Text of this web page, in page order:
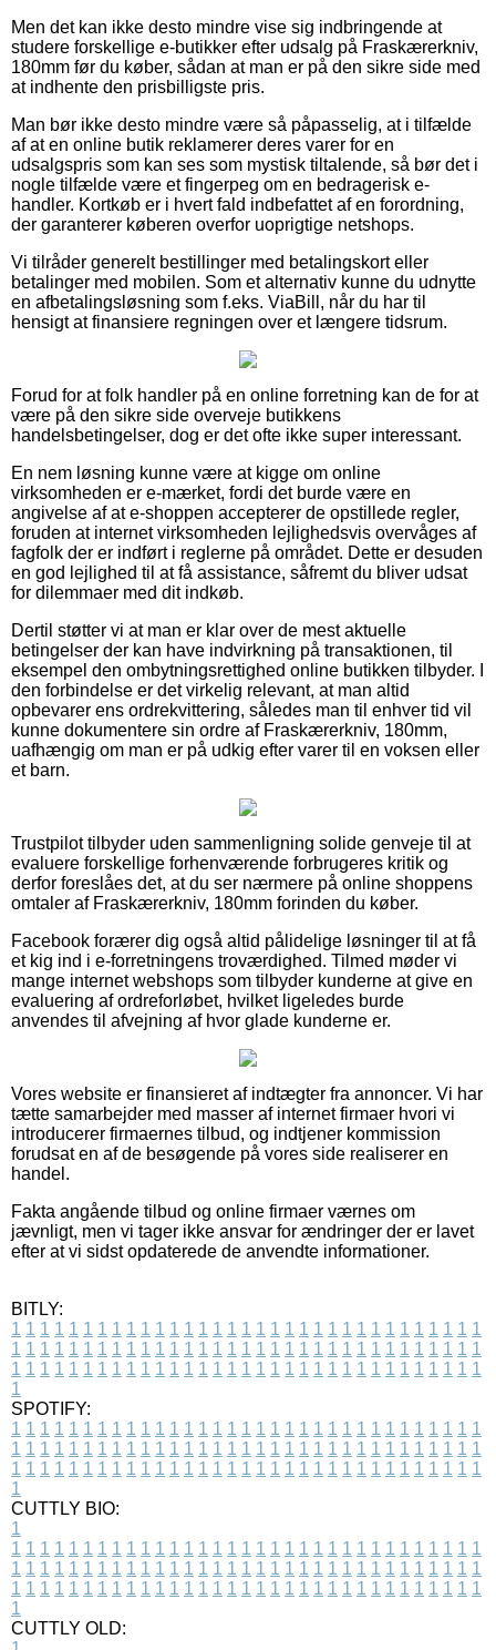
Men det kan ikke desto mindre vise sig indbringende at
studere forskellige e-butikker efter udsalg på Fraskærerkniv,
180mm før du køber, sådan at man er på den sikre side med
at indhente den prisbilligste pris.
Man bør ikke desto mindre være så påpasselig, at i tilfælde
af at en online butik reklamerer deres varer for en
udsalgspris som kan ses som mystisk tiltalende, så bør det i
nogle tilfælde være et fingerpeg om en bedragerisk e-
handler. Kortkøb er i hvert fald indbefattet af en forordning,
der garanterer køberen overfor uoprigtige netshops.
Vi tilråder generelt bestillinger med betalingskort eller
betalinger med mobilen. Som et alternativ kunne du udnytte
en afbetalingsløsning som f.eks. ViaBill, når du har til
hensigt at finansiere regningen over et længere tidsrum.
Forud for at folk handler på en online forretning kan de for at
være på den sikre side overveje butikkens
handelsbetingelser, dog er det ofte ikke super interessant.
En nem løsning kunne være at kigge om online
virksomheden er e-mærket, fordi det burde være en
angivelse af at e-shoppen accepterer de opstillede regler,
foruden at internet virksomheden lejlighedsvis overvåges af
fagfolk der er indført i reglerne på området. Dette er desuden
en god lejlighed til at få assistance, såfremt du bliver udsat
for dilemmaer med dit indkøb.
Dertil støtter vi at man er klar over de mest aktuelle
betingelser der kan have indvirkning på transaktionen, til
eksempel den ombytningsrettighed online butikken tilbyder. I
den forbindelse er det virkelig relevant, at man altid
opbevarer ens ordrekvittering, således man til enhver tid vil
kunne dokumentere sin ordre af Fraskærerkniv, 180mm,
uafhængig om man er på udkig efter varer til en voksen eller
et barn.
Trustpilot tilbyder uden sammenligning solide genveje til at
evaluere forskellige forhenværende forbrugeres kritik og
derfor foreslåes det, at du ser nærmere på online shoppens
omtaler af Fraskærerkniv, 180mm forinden du køber.
Facebook forærer dig også altid pålidelige løsninger til at få
et kig ind i e-forretningens troværdighed. Tilmed møder vi
mange internet webshops som tilbyder kunderne at give en
evaluering af ordreforløbet, hvilket ligeledes burde
anvendes til afvejning af hvor glade kunderne er.
Vores website er finansieret af indtægter fra annoncer. Vi har
tætte samarbejder med masser af internet firmaer hvori vi
introducerer firmaernes tilbud, og indtjener kommission
forudsat en af de besøgende på vores side realiserer en
handel.
Fakta angående tilbud og online firmaer værnes om
jævnligt, men vi tager ikke ansvar for ændringer der er lavet
efter at vi sidst opdaterede de anvendte informationer.
BITLY:
1 1 1 1 1 1 1 1 1 1 1 1 1 1 1 1 1 1 1 1 1 1 1 1 1 1 1 1 1 1 1 1 1
1 1 1 1 1 1 1 1 1 1 1 1 1 1 1 1 1 1 1 1 1 1 1 1 1 1 1 1 1 1 1 1 1
1 1 1 1 1 1 1 1 1 1 1 1 1 1 1 1 1 1 1 1 1 1 1 1 1 1 1 1 1 1 1 1 1
1
SPOTIFY:
1 1 1 1 1 1 1 1 1 1 1 1 1 1 1 1 1 1 1 1 1 1 1 1 1 1 1 1 1 1 1 1 1
1 1 1 1 1 1 1 1 1 1 1 1 1 1 1 1 1 1 1 1 1 1 1 1 1 1 1 1 1 1 1 1 1
1 1 1 1 1 1 1 1 1 1 1 1 1 1 1 1 1 1 1 1 1 1 1 1 1 1 1 1 1 1 1 1 1
1
CUTTLY BIO:
1
1 1 1 1 1 1 1 1 1 1 1 1 1 1 1 1 1 1 1 1 1 1 1 1 1 1 1 1 1 1 1 1 1
1 1 1 1 1 1 1 1 1 1 1 1 1 1 1 1 1 1 1 1 1 1 1 1 1 1 1 1 1 1 1 1 1
1 1 1 1 1 1 1 1 1 1 1 1 1 1 1 1 1 1 1 1 1 1 1 1 1 1 1 1 1 1 1 1 1
1
CUTTLY OLD: